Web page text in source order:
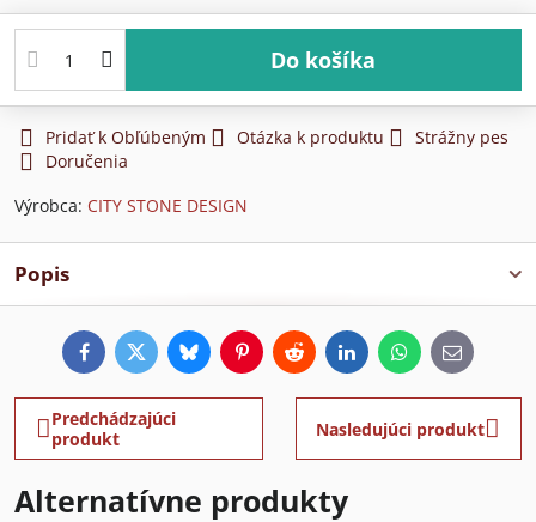
Do košíka
Pridať k Obľúbeným Otázka k produktu
Strážny pes
Doručenia
Výrobca: CITY STONE DESIGN
Popis
FacebookTwitterBlueskyPinterestRedditLinkedInWhatsApp
E-
mail
Predchádzajúci
produkt
Nasledujúci produkt
Alternatívne produkty